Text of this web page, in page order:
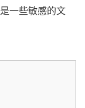
一些敏感的文